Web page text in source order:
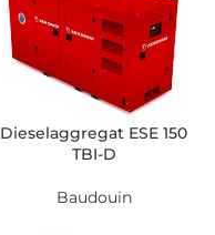
Dieselaggregat ESE 150
TBI-D
Baudouin